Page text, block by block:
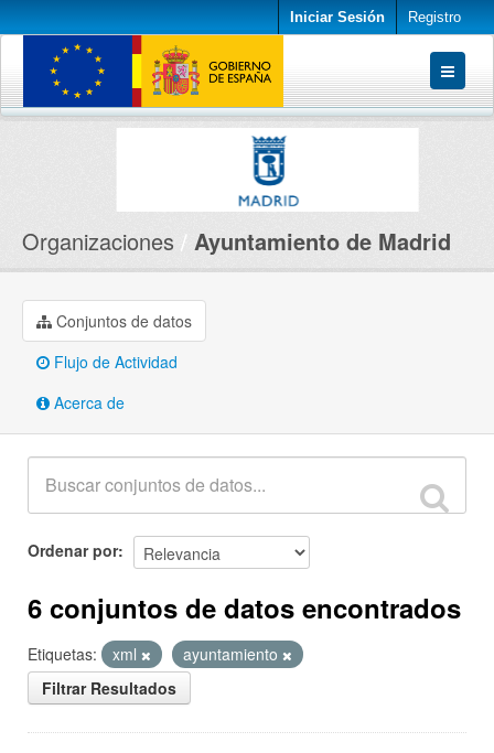
Iniciar Sesión Registro
Conjuntos de datos
Organizaciones Ayuntamiento de Madrid
Conjuntos de datos
Flujo de Actividad
Acerca de
Ordenar por
6 conjuntos de datos encontrados
Etiquetas: xml
ayuntamiento
Filtrar Resultados